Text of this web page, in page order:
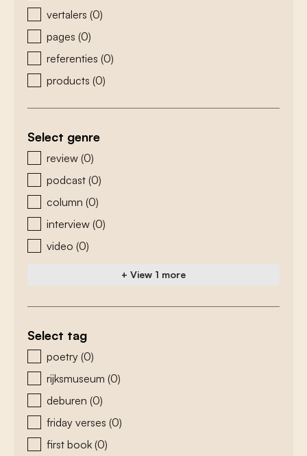
vertalers (0)
pages (0)
referenties (0)
products (0)
Select genre
zoeken - genre
review (0)
podcast (0)
column (0)
interview (0)
video (0)
+ View 1 more
Select tag
zoeken - tags
poetry (0)
rijksmuseum (0)
deburen (0)
friday verses (0)
first book (0)